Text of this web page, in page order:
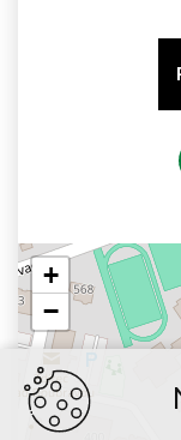
+
−